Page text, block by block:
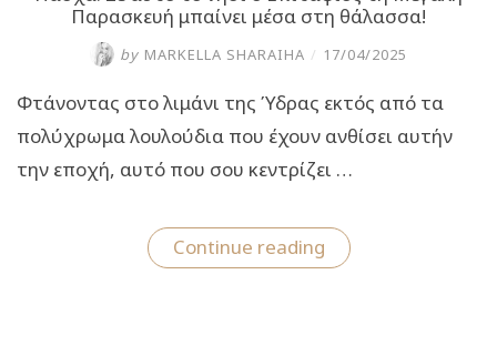
Παρασκευή μπαίνει μέσα στη θάλασσα!
by MARKELLA SHARAIHA / 17/04/2025
Φτάνοντας στο λιμάνι της Ύδρας εκτός από τα
πολύχρωμα λουλούδια που έχουν ανθίσει αυτήν
την εποχή, αυτό που σου κεντρίζει …
Continue reading“Πάσχα:
Σε